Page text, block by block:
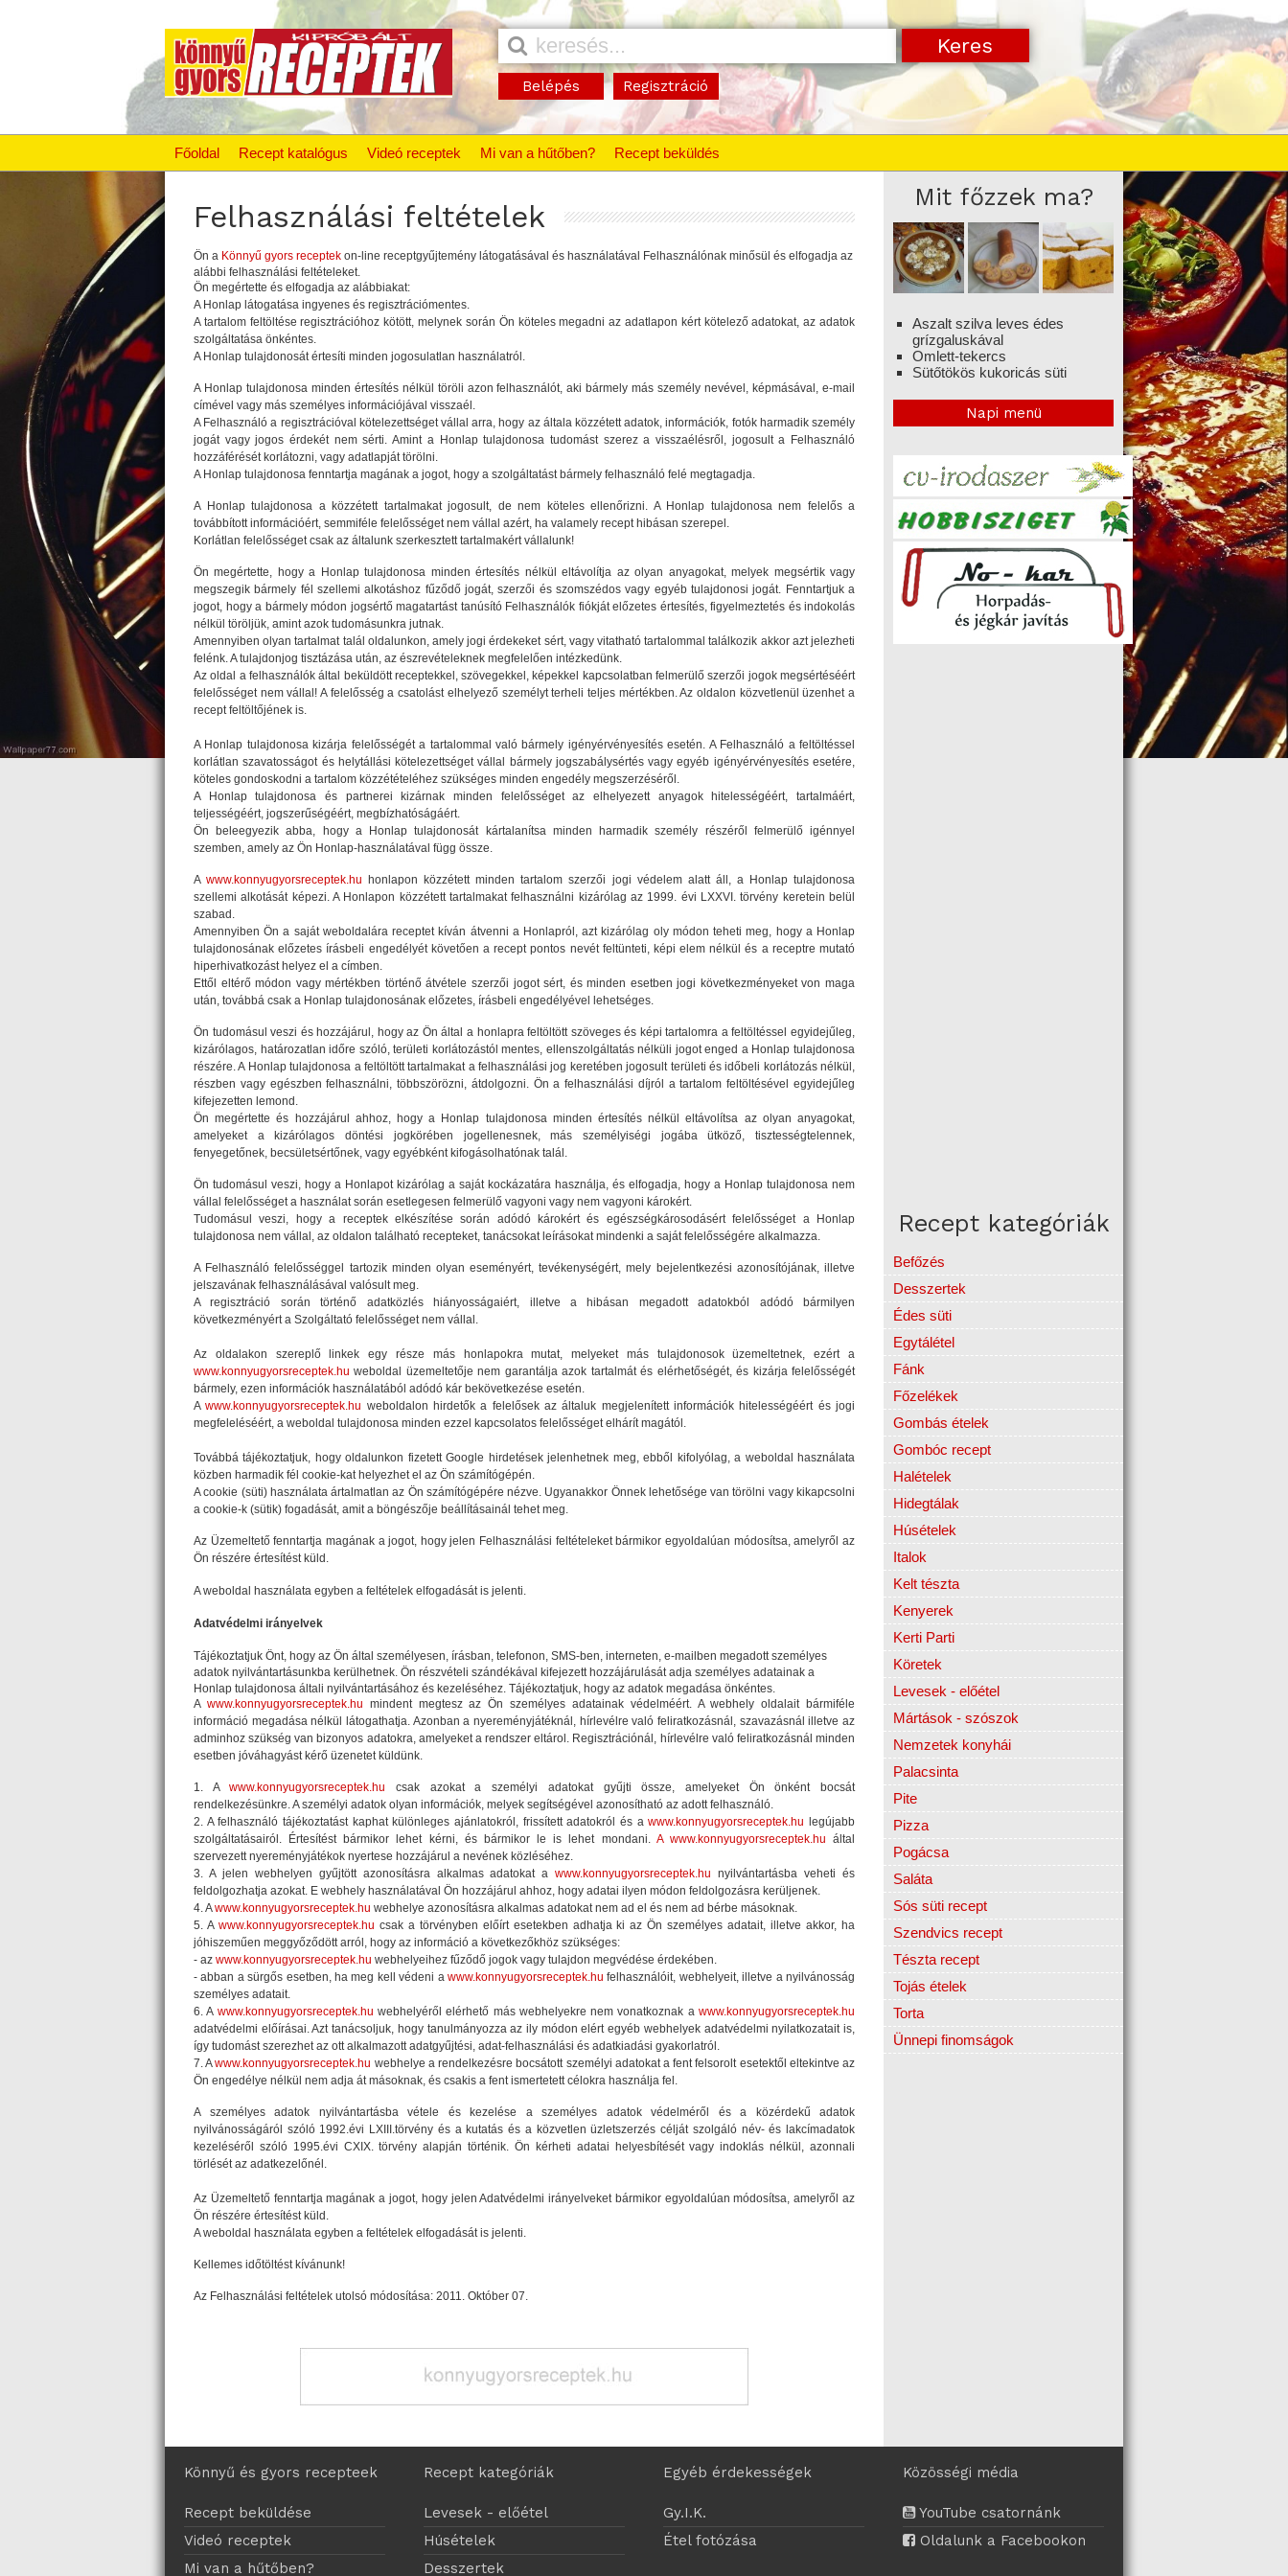
Belépés Regisztráció
Főoldal Recept katalógus Videó receptek Mi van a hűtőben? Recept beküldés
Felhasználási feltételek
Ön a Könnyű gyors receptek on-line receptgyűjtemény látogatásával és használatával Felhasználónak minősül és elfogadja az
alábbi felhasználási feltételeket.
Ön megértette és elfogadja az alábbiakat:
A Honlap látogatása ingyenes és regisztrációmentes.
A tartalom feltöltése regisztrációhoz kötött, melynek során Ön köteles megadni az adatlapon kért kötelező adatokat, az adatok
szolgáltatása önkéntes.
A Honlap tulajdonosát értesíti minden jogosulatlan használatról.
A Honlap tulajdonosa minden értesítés nélkül töröli azon felhasználót, aki bármely más személy nevével, képmásával, e-mail
címével vagy más személyes információjával visszaél.
A Felhasználó a regisztrációval kötelezettséget vállal arra, hogy az általa közzétett adatok, információk, fotók harmadik személy
jogát vagy jogos érdekét nem sérti. Amint a Honlap tulajdonosa tudomást szerez a visszaélésről, jogosult a Felhasználó
hozzáférését korlátozni, vagy adatlapját törölni.
A Honlap tulajdonosa fenntartja magának a jogot, hogy a szolgáltatást bármely felhasználó felé megtagadja.
A Honlap tulajdonosa a közzétett tartalmakat jogosult, de nem köteles ellenőrizni. A Honlap tulajdonosa nem felelős a
továbbított információért, semmiféle felelősséget nem vállal azért, ha valamely recept hibásan szerepel.
Korlátlan felelősséget csak az általunk szerkesztett tartalmakért vállalunk!
Ön megértette, hogy a Honlap tulajdonosa minden értesítés nélkül eltávolítja az olyan anyagokat, melyek megsértik vagy
megszegik bármely fél szellemi alkotáshoz fűződő jogát, szerzői és szomszédos vagy egyéb tulajdonosi jogát. Fenntartjuk a
jogot, hogy a bármely módon jogsértő magatartást tanúsító Felhasználók fiókját előzetes értesítés, figyelmeztetés és indokolás
nélkül töröljük, amint azok tudomásunkra jutnak.
Amennyiben olyan tartalmat talál oldalunkon, amely jogi érdekeket sért, vagy vitatható tartalommal találkozik akkor azt jelezheti
felénk. A tulajdonjog tisztázása után, az észrevételeknek megfelelően intézkedünk.
Az oldal a felhasználók által beküldött receptekkel, szövegekkel, képekkel kapcsolatban felmerülő szerzői jogok megsértéséért
felelősséget nem vállal! A felelősség a csatolást elhelyező személyt terheli teljes mértékben. Az oldalon közvetlenül üzenhet a
recept feltöltőjének is.
A Honlap tulajdonosa kizárja felelősségét a tartalommal való bármely igényérvényesítés esetén. A Felhasználó a feltöltéssel
korlátlan szavatosságot és helytállási kötelezettséget vállal bármely jogszabálysértés vagy egyéb igényérvényesítés esetére,
köteles gondoskodni a tartalom közzétételéhez szükséges minden engedély megszerzéséről.
A Honlap tulajdonosa és partnerei kizárnak minden felelősséget az elhelyezett anyagok hitelességéért, tartalmáért,
teljességéért, jogszerűségéért, megbízhatóságáért.
Ön beleegyezik abba, hogy a Honlap tulajdonosát kártalanítsa minden harmadik személy részéről felmerülő igénnyel
szemben, amely az Ön Honlap-használatával függ össze.
Awww.konnyugyorsreceptek.hu honlapon közzétett minden tartalom szerzői jogi védelem alatt áll, a Honlap tulajdonosa
szellemi alkotását képezi. A Honlapon közzétett tartalmakat felhasználni kizárólag az 1999. évi LXXVI. törvény keretein belül
szabad.
Amennyiben Ön a saját weboldalára receptet kíván átvenni a Honlapról, azt kizárólag oly módon teheti meg, hogy a Honlap
tulajdonosának előzetes írásbeli engedélyét követően a recept pontos nevét feltünteti, képi elem nélkül és a receptre mutató
hiperhivatkozást helyez el a címben.
Ettől eltérő módon vagy mértékben történő átvétele szerzői jogot sért, és minden esetben jogi következményeket von maga
után, továbbá csak a Honlap tulajdonosának előzetes, írásbeli engedélyével lehetséges.
Ön tudomásul veszi és hozzájárul, hogy az Ön által a honlapra feltöltött szöveges és képi tartalomra a feltöltéssel egyidejűleg,
kizárólagos, határozatlan időre szóló, területi korlátozástól mentes, ellenszolgáltatás nélküli jogot enged a Honlap tulajdonosa
részére. A Honlap tulajdonosa a feltöltött tartalmakat a felhasználási jog keretében jogosult területi és időbeli korlátozás nélkül,
részben vagy egészben felhasználni, többszörözni, átdolgozni. Ön a felhasználási díjról a tartalom feltöltésével egyidejűleg
kifejezetten lemond.
Ön megértette és hozzájárul ahhoz, hogy a Honlap tulajdonosa minden értesítés nélkül eltávolítsa az olyan anyagokat,
amelyeket a kizárólagos döntési jogkörében jogellenesnek, más személyiségi jogába ütköző, tisztességtelennek,
fenyegetőnek, becsületsértőnek, vagy egyébként kifogásolhatónak talál.
Ön tudomásul veszi, hogy a Honlapot kizárólag a saját kockázatára használja, és elfogadja, hogy a Honlap tulajdonosa nem
vállal felelősséget a használat során esetlegesen felmerülő vagyoni vagy nem vagyoni károkért.
Tudomásul veszi, hogy a receptek elkészítése során adódó károkért és egészségkárosodásért felelősséget a Honlap
tulajdonosa nem vállal, az oldalon található recepteket, tanácsokat leírásokat mindenki a saját felelősségére alkalmazza.
A Felhasználó felelősséggel tartozik minden olyan eseményért, tevékenységért, mely bejelentkezési azonosítójának, illetve
jelszavának felhasználásával valósult meg.
A regisztráció során történő adatközlés hiányosságaiért, illetve a hibásan megadott adatokból adódó bármilyen
következményért a Szolgáltató felelősséget nem vállal.
Az oldalakon szereplő linkek egy része más honlapokra mutat, melyeket más tulajdonosok üzemeltetnek, ezért a
www.konnyugyorsreceptek.hu weboldal üzemeltetője nem garantálja azok tartalmát és elérhetőségét, és kizárja felelősségét
bármely, ezen információk használatából adódó kár bekövetkezése esetén.
Awww.konnyugyorsreceptek.hu weboldalon hirdetők a felelősek az általuk megjelenített információk hitelességéért és jogi
megfeleléséért, a weboldal tulajdonosa minden ezzel kapcsolatos felelősséget elhárít magától.
Továbbá tájékoztatjuk, hogy oldalunkon fizetett Google hirdetések jelenhetnek meg, ebből kifolyólag, a weboldal használata
közben harmadik fél cookie-kat helyezhet el az Ön számítógépén.
A cookie (süti) használata ártalmatlan az Ön számítógépére nézve. Ugyanakkor Önnek lehetősége van törölni vagy kikapcsolni
a cookie-k (sütik) fogadását, amit a böngészője beállításainál tehet meg.
Az Üzemeltető fenntartja magának a jogot, hogy jelen Felhasználási feltételeket bármikor egyoldalúan módosítsa, amelyről az
Ön részére értesítést küld.
A weboldal használata egyben a feltételek elfogadását is jelenti.
Adatvédelmi irányelvek
Tájékoztatjuk Önt, hogy az Ön által személyesen, írásban, telefonon, SMS-ben, interneten, e-mailben megadott személyes
adatok nyilvántartásunkba kerülhetnek. Ön részvételi szándékával kifejezett hozzájárulását adja személyes adatainak a
Honlap tulajdonosa általi nyilvántartásához és kezeléséhez. Tájékoztatjuk, hogy az adatok megadása önkéntes.
A www.konnyugyorsreceptek.hu mindent megtesz az Ön személyes adatainak védelméért. A webhely oldalait bármiféle
információ megadása nélkül látogathatja. Azonban a nyereményjátéknál, hírlevélre való feliratkozásnál, szavazásnál illetve az
adminhoz szükség van bizonyos adatokra, amelyeket a rendszer eltárol. Regisztrációnál, hírlevélre való feliratkozásnál minden
esetben jóváhagyást kérő üzenetet küldünk.
1. Awww.konnyugyorsreceptek.hu csak azokat a személyi adatokat gyűjti össze, amelyeket Ön önként bocsát
rendelkezésünkre. A személyi adatok olyan információk, melyek segítségével azonosítható az adott felhasználó.
2. A felhasználó tájékoztatást kaphat különleges ajánlatokról, frissített adatokról és awww.konnyugyorsreceptek.hu legújabb
szolgáltatásairól. Értesítést bármikor lehet kérni, és bármikor le is lehet mondani. A www.konnyugyorsreceptek.hu által
szervezett nyereményjátékok nyertese hozzájárul a nevének közléséhez.
3. A jelen webhelyen gyűjtött azonosításra alkalmas adatokat awww.konnyugyorsreceptek.hu nyilvántartásba veheti és
feldolgozhatja azokat. E webhely használatával Ön hozzájárul ahhoz, hogy adatai ilyen módon feldolgozásra kerüljenek.
4. Awww.konnyugyorsreceptek.hu webhelye azonosításra alkalmas adatokat nem ad el és nem ad bérbe másoknak.
5. A www.konnyugyorsreceptek.hu csak a törvényben előírt esetekben adhatja ki az Ön személyes adatait, illetve akkor, ha
jóhiszeműen meggyőződött arról, hogy az információ a következőkhöz szükséges:
- az www.konnyugyorsreceptek.hu webhelyeihez fűződő jogok vagy tulajdon megvédése érdekében.
- abban a sürgős esetben, ha meg kell védeni a www.konnyugyorsreceptek.hu felhasználóit, webhelyeit, illetve a nyilvánosság
személyes adatait.
6. A www.konnyugyorsreceptek.hu webhelyéről elérhető más webhelyekre nem vonatkoznak awww.konnyugyorsreceptek.hu
adatvédelmi előírásai. Azt tanácsoljuk, hogy tanulmányozza az ily módon elért egyéb webhelyek adatvédelmi nyilatkozatait is,
így tudomást szerezhet az ott alkalmazott adatgyűjtési, adat-felhasználási és adatkiadási gyakorlatról.
7. Awww.konnyugyorsreceptek.hu webhelye a rendelkezésre bocsátott személyi adatokat a fent felsorolt esetektől eltekintve az
Ön engedélye nélkül nem adja át másoknak, és csakis a fent ismertetett célokra használja fel.
A személyes adatok nyilvántartásba vétele és kezelése a személyes adatok védelméről és a közérdekű adatok
nyilvánosságáról szóló 1992.évi LXIII.törvény és a kutatás és a közvetlen üzletszerzés célját szolgáló név- és lakcímadatok
kezeléséről szóló 1995.évi CXIX. törvény alapján történik. Ön kérheti adatai helyesbítését vagy indoklás nélkül, azonnali
törlését az adatkezelőnél.
Az Üzemeltető fenntartja magának a jogot, hogy jelen Adatvédelmi irányelveket bármikor egyoldalúan módosítsa, amelyről az
Ön részére értesítést küld.
A weboldal használata egyben a feltételek elfogadását is jelenti.
Kellemes időtöltést kívánunk!
Az Felhasználási feltételek utolsó módosítása: 2011. Október 07.
Mit főzzek ma?
Aszalt szilva leves édes
grízgaluskával
Omlett-tekercs
Sütőtökös kukoricás süti
Napi menü
Recept kategóriák
Befőzés
Desszertek
Édes süti
Egytálétel
Fánk
Főzelékek
Gombás ételek
Gombóc recept
Halételek
Hidegtálak
Húsételek
Italok
Kelt tészta
Kenyerek
Kerti Parti
Köretek
Levesek - előétel
Mártások - szószok
Nemzetek konyhái
Palacsinta
Pite
Pizza
Pogácsa
Saláta
Sós süti recept
Szendvics recept
Tészta recept
Tojás ételek
Torta
Ünnepi finomságok
Könnyű és gyors recepteek
Recept beküldése
Videó receptek
Mi van a hűtőben?
Recept kategóriák
Levesek - előétel
Húsételek
Desszertek
Egyéb érdekességek
Gy.I.K.
Étel fotózása
Közösségi média
YouTube csatornánk
Oldalunk a Facebookon